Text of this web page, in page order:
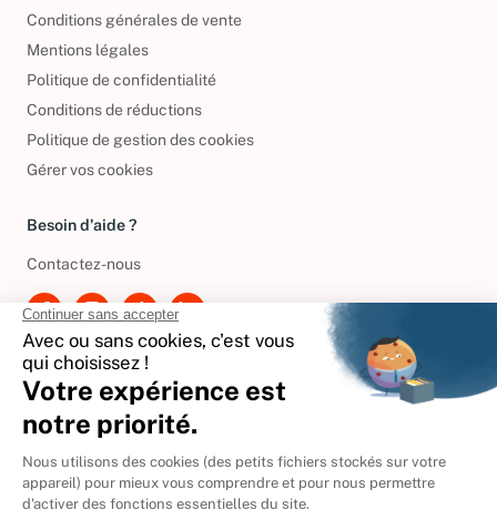
Conditions générales de vente
Mentions légales
Politique de confidentialité
Conditions de réductions
Politique de gestion des cookies
Gérer vos cookies
Besoin d'aide ?
Contactez-nous
International
🇪🇸 Espagne
🇩🇪Allemagne
🇮🇹 Italie